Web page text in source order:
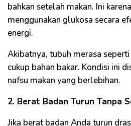
bahkan setelah makan. Ini
menggunakan glukosa secara
energi.
Akibatnya, tubuh merasa
cukup bahan bakar. Kondisi ini
nafsu makan yang berlebihan.
2. Berat Badan Turun Tanpa
Jika berat badan Anda turun